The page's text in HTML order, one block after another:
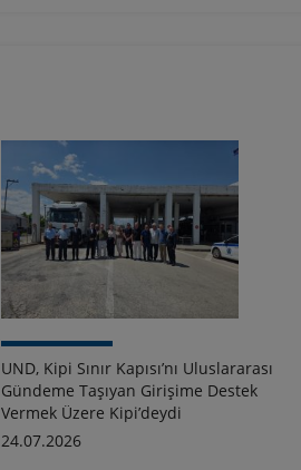
UND, Kipi Sınır Kapısı’nı Uluslararası
Gündeme Taşıyan Girişime Destek
Vermek Üzere Kipi’deydi
24.07.2026